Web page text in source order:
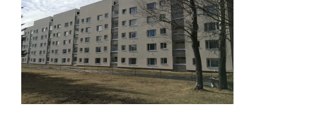
Savi 31, Tartu – korterelamu
rekonstrueerimisprojekt
(KredEx)